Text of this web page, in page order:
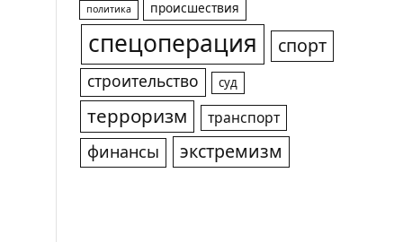
политика происшествия
спецоперация спорт
строительство суд
терроризм транспорт
финансы экстремизм